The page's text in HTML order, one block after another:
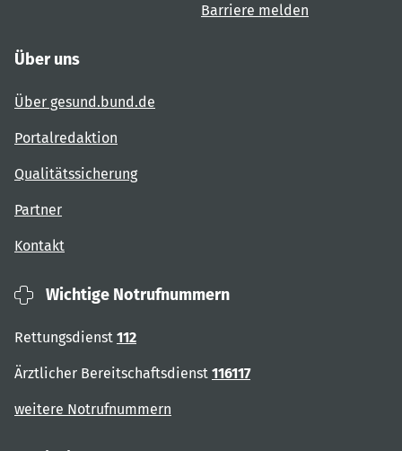
Barriere melden
Über uns
Über gesund.bund.de
Portalredaktion
Qualitätssicherung
Partner
Kontakt
Wichtige Notrufnummern
Rettungsdienst 112
Ärztlicher Bereitschaftsdienst 116117
weitere Notrufnummern